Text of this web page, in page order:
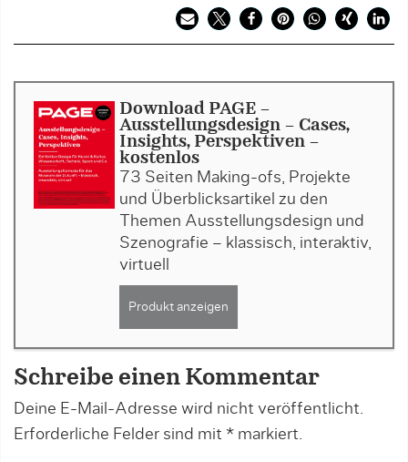
Download PAGE -
Ausstellungsdesign - Cases,
Insights, Perspektiven -
kostenlos
73 Seiten Making-ofs, Projekte
und Überblicksartikel zu den
Themen Ausstellungsdesign und
Szenografie – klassisch, interaktiv,
virtuell
Produkt anzeigen
Schreibe einen Kommentar
Deine E-Mail-Adresse wird nicht veröffentlicht.
Erforderliche Felder sind mit * markiert.